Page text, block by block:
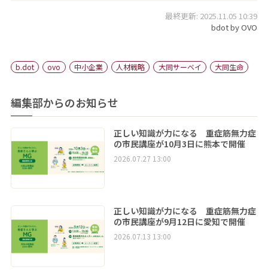
最終更新: 2025.11.05 10:39
bdot by OVO
b.dot ovo 中小企業 人材戦略 大同サーベイ 大同生命
編集部からのお知らせ
正しい知識が力になる 重症筋無力症
の市民講座が10月3日に熊本で開催
2026.07.27 13:00
正しい知識が力になる 重症筋無力症
の市民講座が9月12日に愛知で開催
2026.07.13 13:00